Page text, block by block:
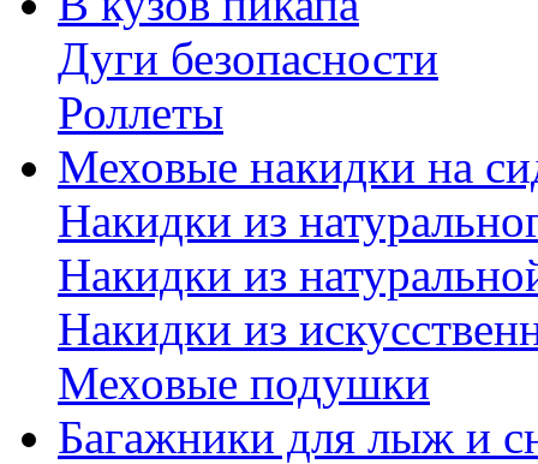
Дуги безопасности
Роллеты
Меховые накидки на
Накидки из
Накидки из
Накидки из
Меховые подушки
Багажники для лыж и